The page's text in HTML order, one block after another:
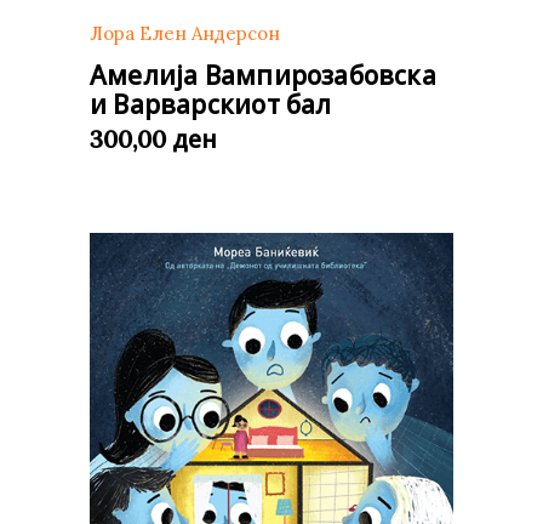
Лора Елен Андерсон
Амелија Вампирозабовска
и Варварскиот бал
300,00 ден